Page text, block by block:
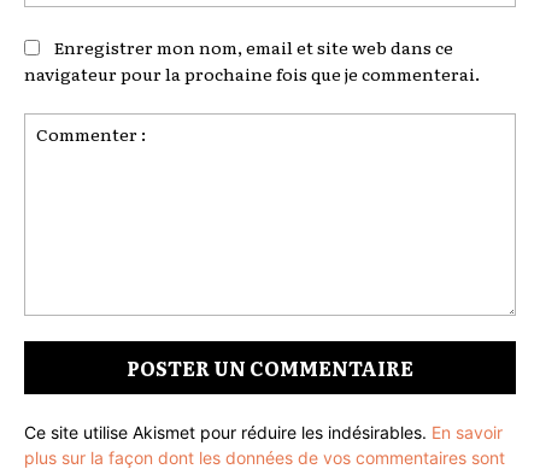
Enregistrer mon nom, email et site web dans ce
navigateur pour la prochaine fois que je commenterai.
Ce site utilise Akismet pour réduire les indésirables. En savoir
plus sur la façon dont les données de vos commentaires sont